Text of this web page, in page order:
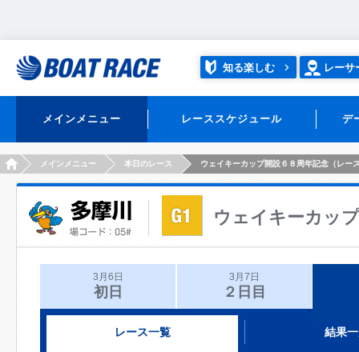
知る楽しむ レーサ
メインメニュー レーススケジュール デ
HOMEメインメニュー 本日のレース ウェイキーカップ開設６８周年記念（レー
ウェイキーカッ
3月6日
初日
3月7日
２日目
レース一覧 結果